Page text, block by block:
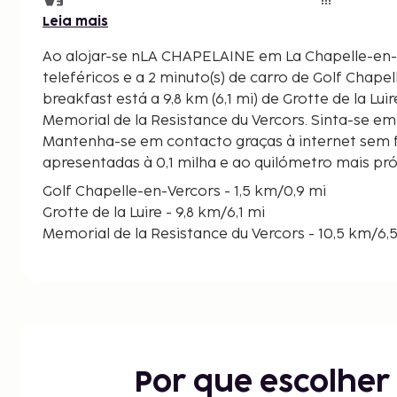
Leia mais
Ao alojar-se nLA CHAPELAINE em La Chapelle-
teleféricos e a 2 minuto(s) de carro de Golf
breakfast está a 9,8 km (6,1 mi) de Grotte de la
Memorial de la Resistance du Vercors. Sinta-se
Mantenha-se em contacto graças à internet sem
apresentadas à 0,1 milha e ao quilómetro mais
Golf Chapelle-en-Vercors - 1,5 km/0,9 mi
Grotte de la Luire - 9,8 km/6,1 mi
Memorial de la Resistance du Vercors - 10,5 km/
Memorial da Resistência - 19,5 km/12,1 mi
Por que escolher